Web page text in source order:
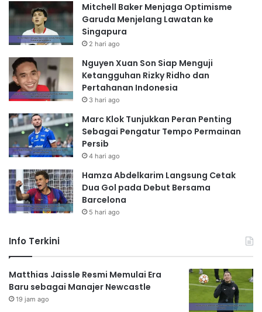
Mitchell Baker Menjaga Optimisme
Garuda Menjelang Lawatan ke
Singapura
2 hari ago
Nguyen Xuan Son Siap Menguji
Ketangguhan Rizky Ridho dan
Pertahanan Indonesia
3 hari ago
Marc Klok Tunjukkan Peran Penting
Sebagai Pengatur Tempo Permainan
Persib
4 hari ago
Hamza Abdelkarim Langsung Cetak
Dua Gol pada Debut Bersama
Barcelona
5 hari ago
Info Terkini
Matthias Jaissle Resmi Memulai Era
Baru sebagai Manajer Newcastle
19 jam ago